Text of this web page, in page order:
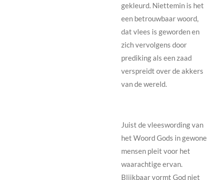
gekleurd. Niettemin is het
een betrouwbaar woord,
dat vlees is geworden en
zich vervolgens door
prediking als een zaad
verspreidt over de akkers
van de wereld.
Juist de vleeswording van
het Woord Gods in gewone
mensen pleit voor het
waarachtige ervan.
Blijkbaar vormt God niet